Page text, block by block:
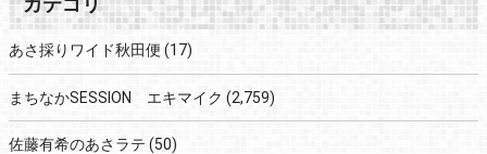
あさ採りワイド秋田便 (17)
まちなかSESSION エキマイク (2,759)
佐藤有希のあさラテ (50)